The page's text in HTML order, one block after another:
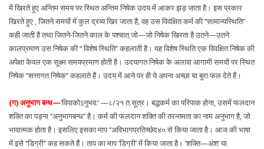
में खिरते हुए अन्तिम समय पर स्थित अन्तिम निषेक उदय में आकर झड़ जाता है। इस प्रकार
खिरते हुए , जितने समयों में कुल द्रव्य खिर जाता है, वह उस विवक्षित कर्म की ‘‘सामान्यस्थिति’’
कही जाती है तथा जितने-जितने काल के पश्चात् जो—जो निषेक खिरता है उतने—उतने
कालप्रमाण उस निषेक की ‘‘ विशेष स्थिति’’ कहलाती है। यह विशेष स्थिति एक विवक्षित निषेक की
अपेक्षा केवल एक सूक्ष्म समयप्रमाण होती है। उदयागत निषेक के अलावा आगामी समयों पर स्थित
निषेक ‘‘सत्तागत निषेक’’ कहलाते हैं। उदय में आने पर ही ये अपना अच्छा या बुरा फल देते हैं।
(ग) अनुभाग बन्ध—‘विपाकोऽनुभव:’ —८/२१ त.सूत्र। बद्धकर्म का परिपाक होना, उसमें फलदान
शक्ति का पड़ना ‘‘अनुभागबन्ध’’ है। कर्म की फलदान शक्ति की तरन्तमता का नाम अनुभाग है, जो
भावात्मक होता है। इसलिए इसका माप ‘‘अविभागप्रतिच्छेद४० से किया जाता है। आज की भाषा
में इसे ‘‘डिग्री’’ कह सकते हैं। ताप का माप ‘डिग्री’ में किया जाता है। ‘शक्ति—अंश’ या